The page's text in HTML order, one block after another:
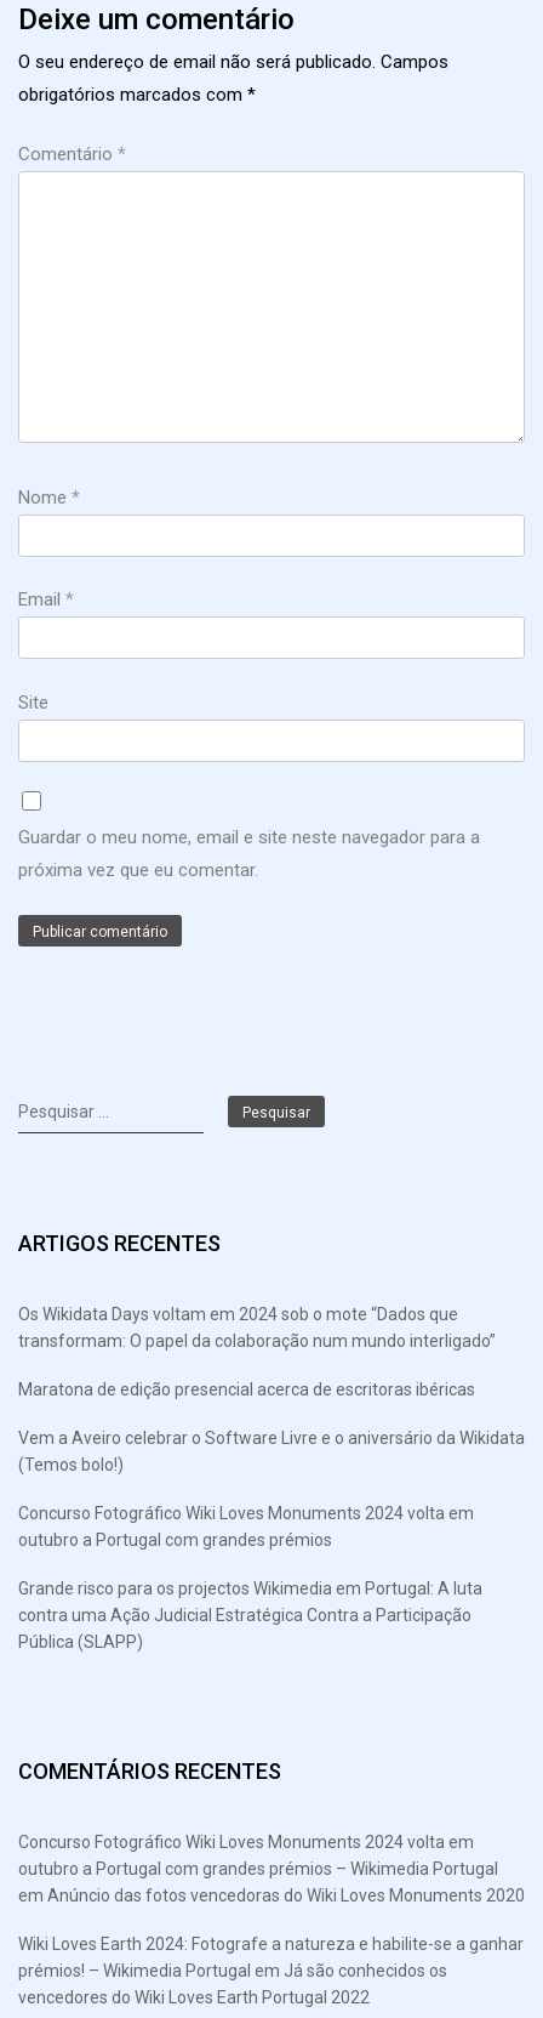
Deixe um comentário
O seu endereço de email não será publicado. Campos
obrigatórios marcados com *
Comentário *
Nome *
Email *
Site
Guardar o meu nome, email e site neste navegador para a
próxima vez que eu comentar.
Pesquisar
por:
ARTIGOS RECENTES
Os Wikidata Days voltam em 2024 sob o mote “Dados que
transformam: O papel da colaboração num mundo interligado”
Maratona de edição presencial acerca de escritoras ibéricas
Vem a Aveiro celebrar o Software Livre e o aniversário da Wikidata
(Temos bolo!)
Concurso Fotográfico Wiki Loves Monuments 2024 volta em
outubro a Portugal com grandes prémios
Grande risco para os projectos Wikimedia em Portugal: A luta
contra uma Ação Judicial Estratégica Contra a Participação
Pública (SLAPP)
COMENTÁRIOS RECENTES
Concurso Fotográfico Wiki Loves Monuments 2024 volta em
outubro a Portugal com grandes prémios – Wikimedia Portugal
em Anúncio das fotos vencedoras do Wiki Loves Monuments 2020
Wiki Loves Earth 2024: Fotografe a natureza e habilite-se a ganhar
prémios! – Wikimedia Portugal em Já são conhecidos os
vencedores do Wiki Loves Earth Portugal 2022